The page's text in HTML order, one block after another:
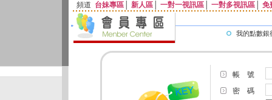
頻道 台妹專區 新人區 一對一視訊區 一對多視訊區 免
我的點數銀
帳 號
密 碼